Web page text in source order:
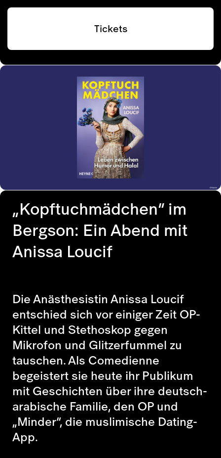
Tickets
„Kopftuchmädchen“ im
Bergson: Ein Abend mit
Anissa Loucif
Die Anästhesistin Anissa Loucif
entschied sich vor einiger Zeit OP-
Kittel und Stethoskop gegen
Mikrofon und Glitzerfummel zu
tauschen. Als Comedienne
begeistert sie heute ihr Publikum
mit Geschichten über ihre deutsch-
arabische Familie, den OP und
„Minder“, die muslimische Dating-
App.